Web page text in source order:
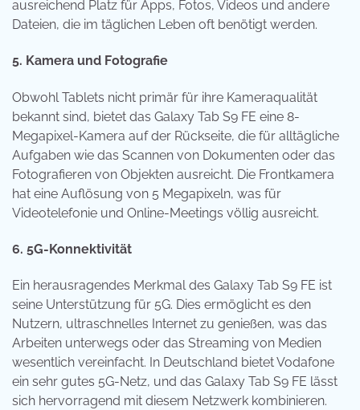
ausreichend Platz für Apps, Fotos, Videos und andere
Dateien, die im täglichen Leben oft benötigt werden.
5. Kamera und Fotografie
Obwohl Tablets nicht primär für ihre Kameraqualität
bekannt sind, bietet das Galaxy Tab S9 FE eine 8-
Megapixel-Kamera auf der Rückseite, die für alltägliche
Aufgaben wie das Scannen von Dokumenten oder das
Fotografieren von Objekten ausreicht. Die Frontkamera
hat eine Auflösung von 5 Megapixeln, was für
Videotelefonie und Online-Meetings völlig ausreicht.
6. 5G-Konnektivität
Ein herausragendes Merkmal des Galaxy Tab S9 FE ist
seine Unterstützung für 5G. Dies ermöglicht es den
Nutzern, ultraschnelles Internet zu genießen, was das
Arbeiten unterwegs oder das Streaming von Medien
wesentlich vereinfacht. In Deutschland bietet Vodafone
ein sehr gutes 5G-Netz, und das Galaxy Tab S9 FE lässt
sich hervorragend mit diesem Netzwerk kombinieren.